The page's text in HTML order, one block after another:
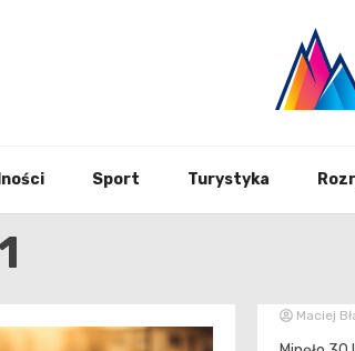
Sport Turystyka
Maciej